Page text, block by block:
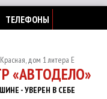
ТЕЛЕФОНЫ
дом 1 литера Е
«АВТОДЕЛО»
- УВЕРЕН В СЕБЕ